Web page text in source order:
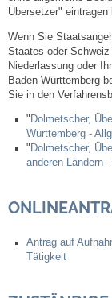
Service
Bildergalerie
Übersetzer" eintragen
Wenn Sie
Staates oder
Niederlassung oder
Baden-Württemberg
Sie in den
" Dolmetscher,
Württemberg -
" Dolmetscher,
anderen Ländern
Antrag auf
Tätigkeit